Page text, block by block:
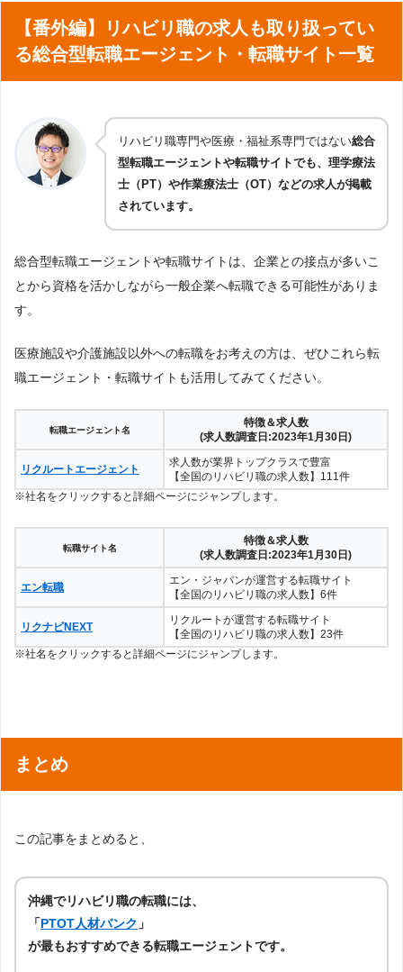
【番外編】リハビリ職の求人も取り扱ってい
る総合型転職エージェント・転職サイト一覧
リハビリ職専門や医療・福祉系専門ではない総合
型転職エージェントや転職サイトでも、理学療法
士（PT）や作業療法士（OT）などの求人が掲載
されています。
総合型転職エージェントや転職サイトは、企業との接点が多いこ
とから資格を活かしながら一般企業へ転職できる可能性がありま
す。
医療施設や介護施設以外への転職をお考えの方は、ぜひこれら転
職エージェント・転職サイトも活用してみてください。
転職エージェント名
特徴＆求人数
(求人数調査日:2023年1月30日)
リクルートエージェント
求人数が業界トップクラスで豊富
【全国のリハビリ職の求人数】111件
※社名をクリックすると詳細ページにジャンプします。
転職サイト名
特徴＆求人数
(求人数調査日:2023年1月30日)
エン転職
エン・ジャパンが運営する転職サイト
【全国のリハビリ職の求人数】6件
リクナビNEXT
リクルートが運営する転職サイト
【全国のリハビリ職の求人数】23件
※社名をクリックすると詳細ページにジャンプします。
まとめ
この記事をまとめると、
沖縄でリハビリ職の転職には、
「PTOT人材バンク 」
が最もおすすめできる転職エージェントです。